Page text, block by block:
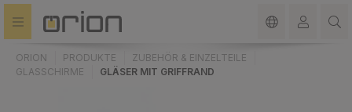
springen
ORION PRODUKTE
ZUBEHÖR & EINZELTEILE
GLASSCHIRME
GLÄSER MIT GRIFFRAND